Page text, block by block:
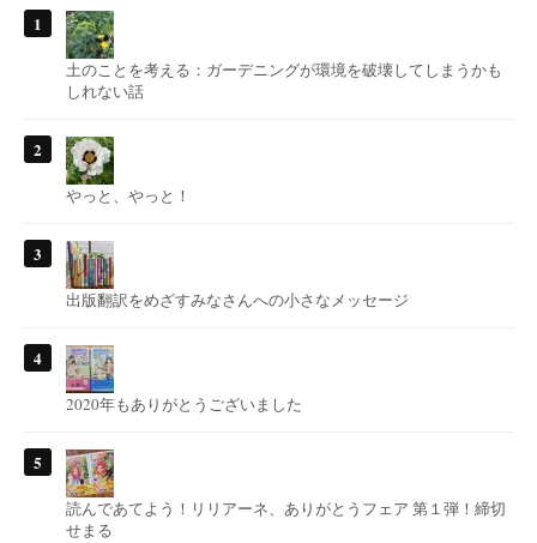
土のことを考える：ガーデニングが環境を破壊してしまうかも
しれない話
やっと、やっと！
出版翻訳をめざすみなさんへの小さなメッセージ
2020年もありがとうございました
読んであてよう！リリアーネ、ありがとうフェア 第１弾！締切
せまる